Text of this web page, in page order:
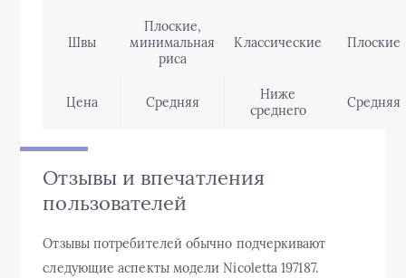
Швы
Плоские,
минимальная
риса
Классические Плоские
Цена Средняя
Ниже
среднего
Средняя
Отзывы и впечатления
пользователей
Отзывы потребителей обычно подчеркивают
следующие аспекты модели Nicoletta 197187.